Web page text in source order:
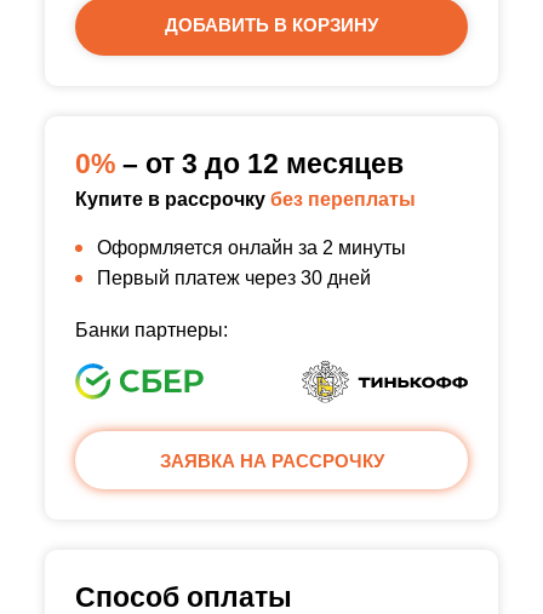
ДОБАВИТЬ В КОРЗИНУ
0% – от 3 до 12 месяцев
Купите в рассрочку без переплаты
Оформляется онлайн за 2 минуты
Первый платеж через 30 дней
Банки партнеры:
ЗАЯВКА НА РАССРОЧКУ
Способ оплаты